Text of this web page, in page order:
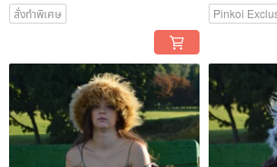
สั่งทำพิเศษ Pinkoi